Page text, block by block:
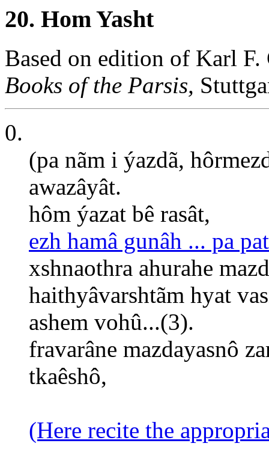
20. Hom Yasht
Based on edition of Karl
Books of the Parsis,
0.
(pa nãm i ýazdã,
awazâyât.
hôm ýazat bê rasât,
ezh hamâ gunâh ... pa
xshnaothra ahurahe
haithyâvarshtãm hyat
ashem vohû...(3).
fravarâne mazdayasnô
tkaêshô,
(Here recite the